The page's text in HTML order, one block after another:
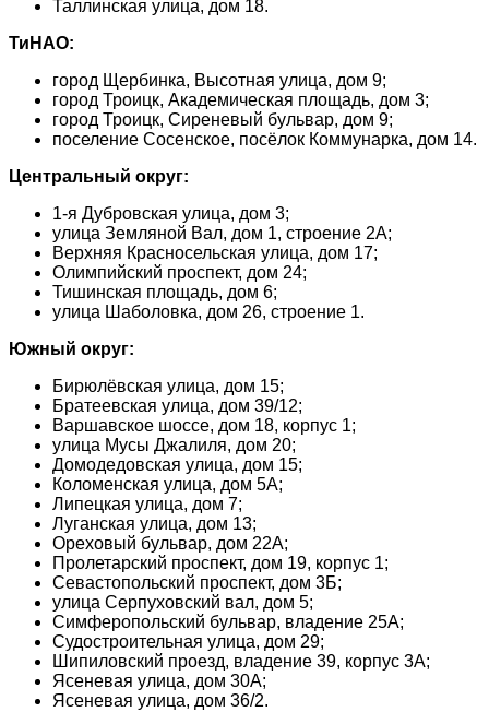
Таллинская улица, дом 18.
ТиНАО:
город Щербинка, Высотная улица, дом 9;
город Троицк, Академическая площадь, дом 3;
город Троицк, Сиреневый бульвар, дом 9;
поселение Сосенское, посёлок Коммунарка, дом 14.
Центральный округ:
1-я Дубровская улица, дом 3;
улица Земляной Вал, дом 1, строение 2А;
Верхняя Красносельская улица, дом 17;
Олимпийский проспект, дом 24;
Тишинская площадь, дом 6;
улица Шаболовка, дом 26, строение 1.
Южный округ:
Бирюлёвская улица, дом 15;
Братеевская улица, дом 39/12;
Варшавское шоссе, дом 18, корпус 1;
улица Мусы Джалиля, дом 20;
Домодедовская улица, дом 15;
Коломенская улица, дом 5А;
Липецкая улица, дом 7;
Луганская улица, дом 13;
Ореховый бульвар, дом 22А;
Пролетарский проспект, дом 19, корпус 1;
Севастопольский проспект, дом 3Б;
улица Серпуховский вал, дом 5;
Симферопольский бульвар, владение 25А;
Судостроительная улица, дом 29;
Шипиловский проезд, владение 39, корпус 3А;
Ясеневая улица, дом 30А;
Ясеневая улица, дом 36/2.